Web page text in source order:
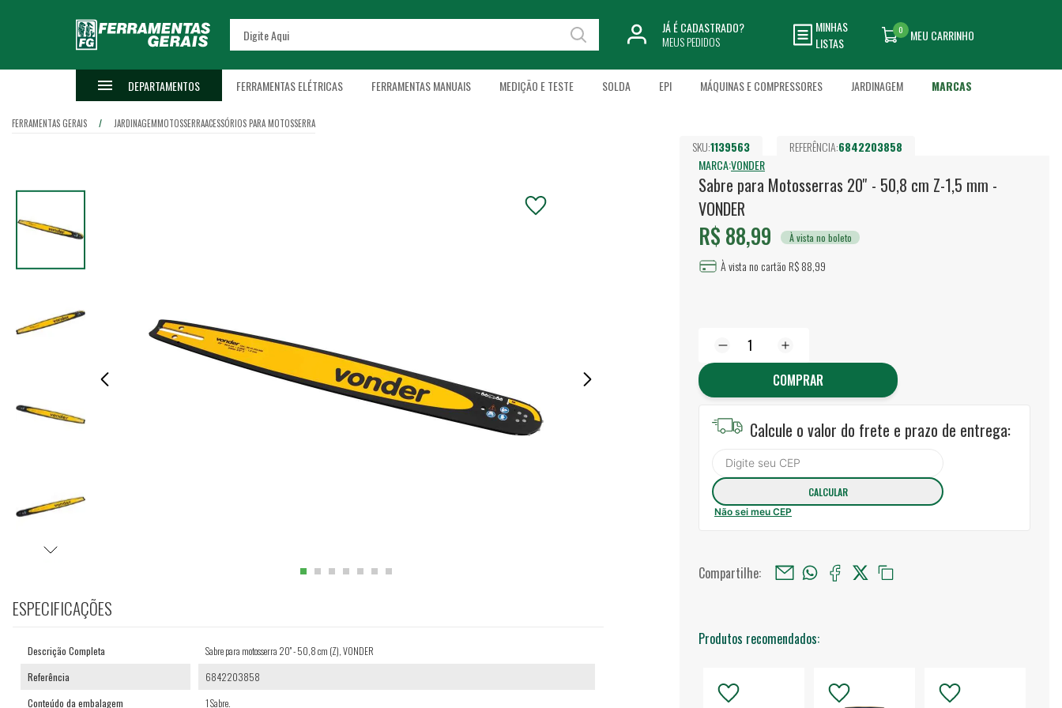
JÁ É CADASTRADO?
MEUS PEDIDOS
MINHAS
LISTAS
MEU CARRINHO
0
DEPARTAMENTOS FERRAMENTAS ELÉTRICAS FERRAMENTAS MANUAIS MEDIÇÃO E TESTE SOLDA EPI MÁQUINAS E COMPRESSORES JARDINAGEM MARCAS
FERRAMENTAS GERAIS JARDINAGEMMOTOSSERRAACESSÓRIOS PARA MOTOSSERRA
SKU:1139563 REFERÊNCIA:6842203858
MARCA:VONDER
Sabre para Motosserras 20'' - 50,8 cm Z-1,5 mm -
VONDER
R$ 88,99 À vista no boleto
À vista no cartão R$ 88,99
COMPRAR
Calcule o valor do frete e prazo de entrega:
Não sei meu CEP
Compartilhe:
Produtos recomendados:
ESPECIFICAÇÕES
Descrição Completa
Sabre para motosserra 20'' - 50,8 cm (Z), VONDER
Referência
6842203858
Conteúdo da embalagem
1 Sabre.